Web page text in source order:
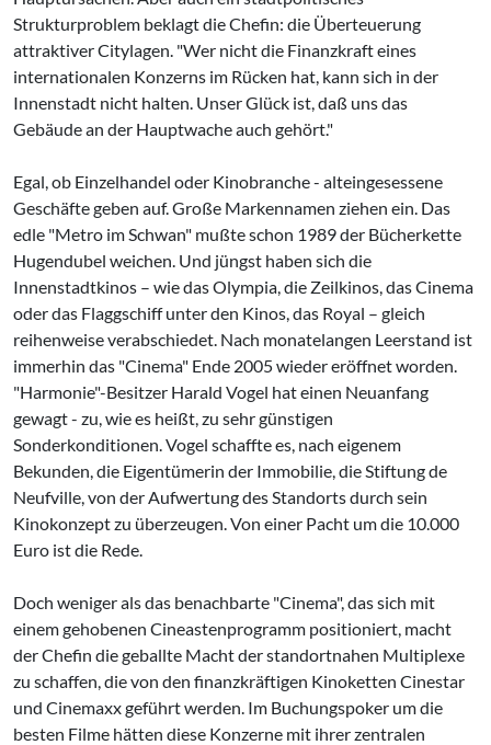
Strukturproblem beklagt die Chefin: die Überteuerung
attraktiver Citylagen. "Wer nicht die Finanzkraft eines
internationalen Konzerns im Rücken hat, kann sich in der
Innenstadt nicht halten. Unser Glück ist, daß uns das
Gebäude an der Hauptwache auch gehört."
Egal, ob Einzelhandel oder Kinobranche - alteinge­sessene
Geschäfte geben auf. Große Markennamen ziehen ein. Das
edle "Metro im Schwan" mußte schon 1989 der Bücherkette
Hugendubel weichen. Und jüngst haben sich die
Innenstadtkinos – wie das Olympia, die Zeilkinos, das Cinema
oder das Flaggschiff unter den Kinos, das Royal – gleich
reihenweise verabschiedet. Nach monatelangen Leerstand ist
immerhin das "Cinema" Ende 2005 wieder eröffnet worden.
"Harmonie"-Besitzer Harald Vogel hat einen Neuanfang
gewagt - zu, wie es heißt, zu sehr günstigen
Sonderkonditionen. Vogel schaffte es, nach eigenem
Bekunden, die Eigentümerin der Immobilie, die Stiftung de
Neufville, von der Aufwertung des Standorts durch sein
Kinokonzept zu überzeugen. Von einer Pacht um die 10.000
Euro ist die Rede.
Doch weniger als das benachbarte "Cinema", das sich mit
einem gehobenen Cineastenprogramm positioniert, macht
der Chefin die geballte Macht der standortnahen Multiplexe
zu schaffen, die von den finanzkräftigen Kinoketten Cinestar
und Cinemaxx geführt werden. Im Buchungspoker um die
besten Filme hätten diese Konzerne mit ihrer zentralen